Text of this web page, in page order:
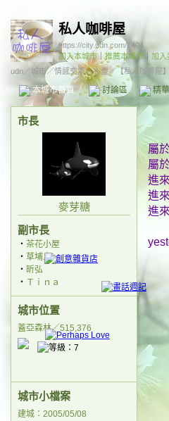
私人咖啡屋
https://city.udn.com/1404
加入本城市｜推薦本城市 ｜ 加入
udn／ 城市／情感交流／心靈／ 【私人咖啡屋
本城市首頁 討論區 精
市長
麥芽糖
副市長
‧ 茶花小屋
‧ 草埔人
‧ 昕弘
‧ Ｔｉｎａ
城市位置
蓋亞森林／515,376
城市小檔案
建城：2005/05/08
屬
屬
進
進
進